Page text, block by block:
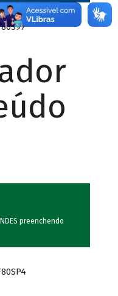
preenchendo